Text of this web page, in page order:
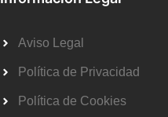
Aviso Legal
Política de Privacidad
Política de Cookies